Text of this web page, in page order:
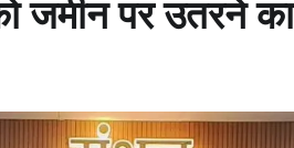
जमीन पर उतरने का